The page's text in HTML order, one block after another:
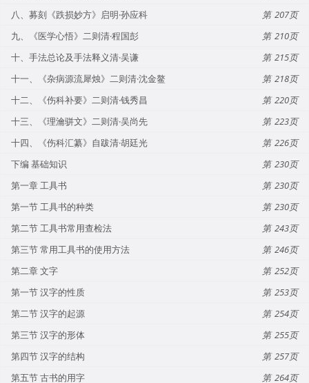
八、募刻《跌损妙方》启明·孙应科
207
九、《医学心悟》二则清·程国彭
210
十、手法总论及手法释义清·吴谦
215
十一、《杂病源流犀烛》二则清·沈金鳌
218
十二、《伤科补要》二则清·钱秀昌
220
十三、《理瀹骈文》二则清·吴尚先
223
十四、《伤科汇纂》自跋清·胡廷光
226
下编 基础知识
230
第一章 工具书
230
第一节 工具书的种类
230
第二节 工具书常用查检法
243
第三节 常用工具书的使用方法
246
第二章 文字
252
第一节 汉字的性质
253
第二节 汉字的起源
254
第三节 汉字的形体
255
第四节 汉字的结构
257
第五节 古书的用字
264